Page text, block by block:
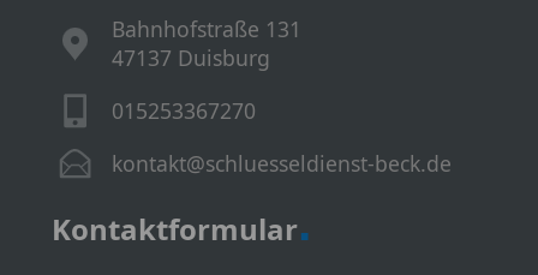
Bahnhofstraße 131
47137 Duisburg
015253367270
kontakt@schluesseldienst-beck.de
Kontaktformular.